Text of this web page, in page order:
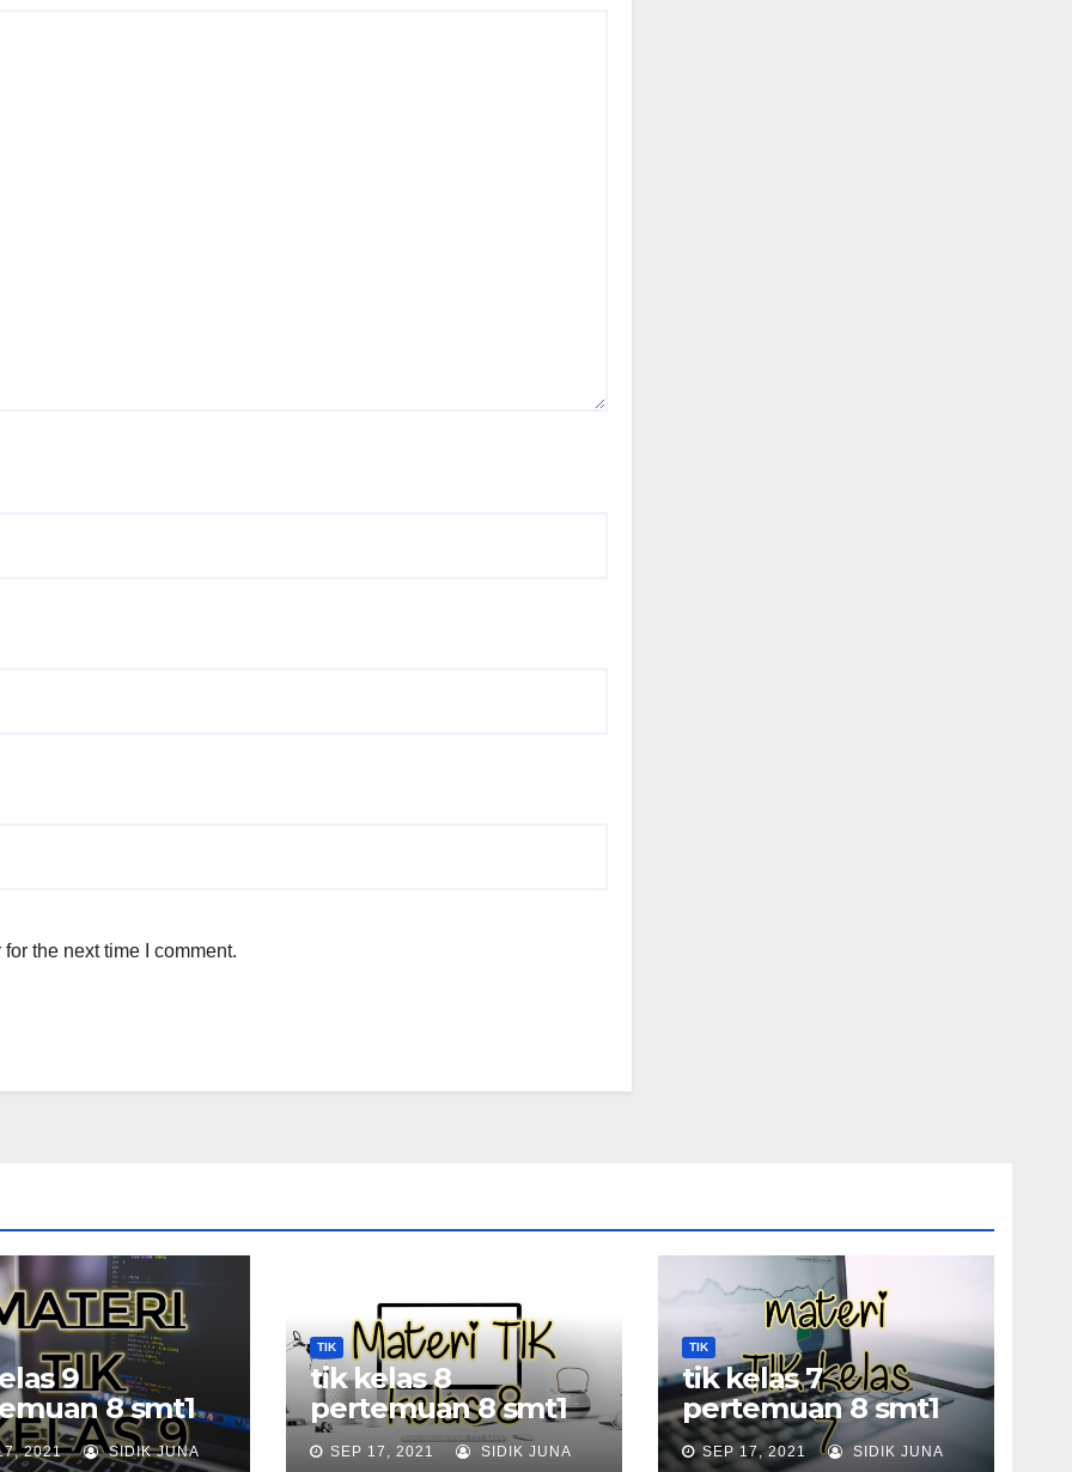
the next time I comment.
9
8 smt1
2021 SIDIK JUNA
TIK
tik kelas 8
pertemuan 8 smt1
SEP 17, 2021 SIDIK JUNA
TIK
tik kelas 7
pertemuan 8 smt1
SEP 17, 2021 SIDIK JUNA